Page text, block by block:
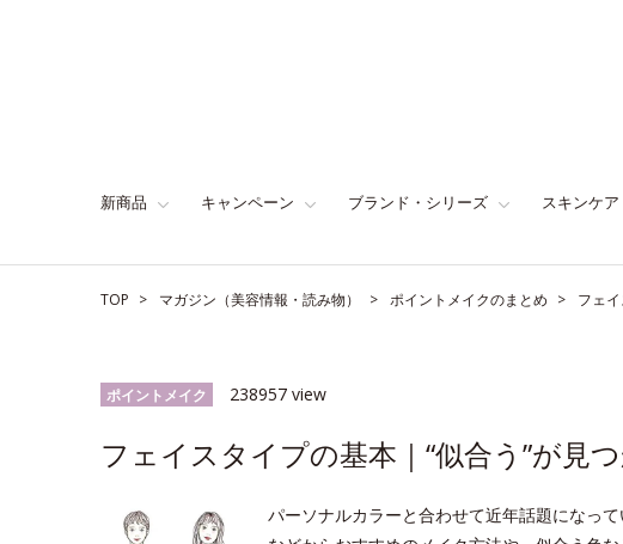
新商品 キャンペーン ブランド・シリーズ スキンケア
TOP マガジン（美容情報・読み物） ポイントメイクのまとめ フェ
ポイントメイク 238957 view
フェイスタイプの基本｜“似合う”が見
パーソナルカラーと合わせて近年話題になっ